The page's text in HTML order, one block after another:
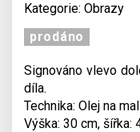
Kategorie: Obrazy
prodáno
Signováno vlevo
díla.
Technika: Olej na
Výška: 30 cm, šířka: